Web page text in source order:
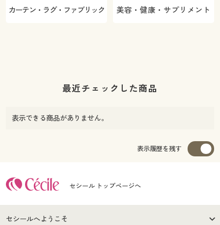
カーテン・ラグ・ファブリック 美容・健康・サプリメント
最近チェックした商品
表示できる商品がありません。
表示履歴を残す
セシール トップページへ
セシールへようこそ